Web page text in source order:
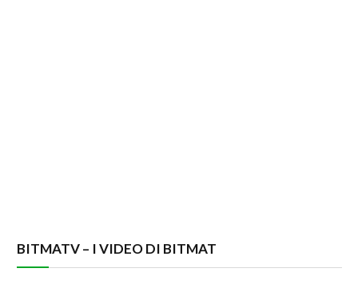
BITMATV – I VIDEO DI BITMAT